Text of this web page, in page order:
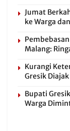
Jumat
ke Warga
Malang:
Kurangi
Gresik
Bupati
Warga